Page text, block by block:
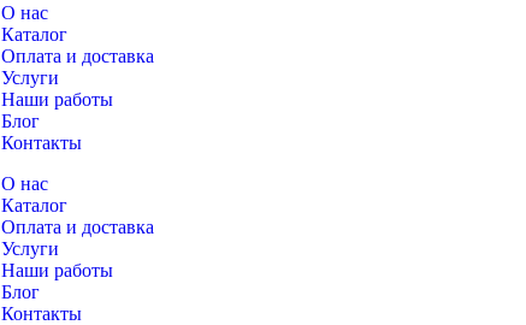
О нас
Каталог
Оплата и доставка
Услуги
Наши работы
Блог
Контакты
О нас
Каталог
Оплата и доставка
Услуги
Наши работы
Блог
Контакты